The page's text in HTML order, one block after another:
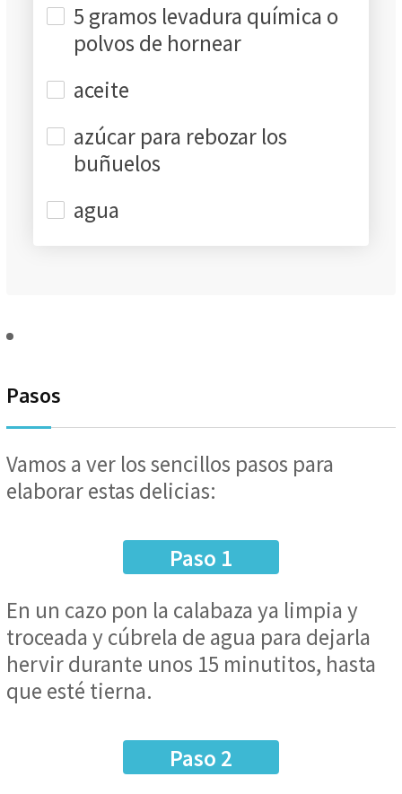
5 gramos levadura química o
polvos de hornear
aceite
azúcar para rebozar los
buñuelos
agua
Pasos
Vamos a ver los sencillos pasos para
elaborar estas delicias:
Paso 1
En un cazo pon la calabaza ya limpia y
troceada y cúbrela de agua para dejarla
hervir durante unos 15 minutitos, hasta
que esté tierna.
Paso 2